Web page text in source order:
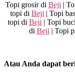
Topi grosir di Beji|
topi di Beji | Topi
topi di Beji| Topi
di Beji| Topi
Atau Anda dapat